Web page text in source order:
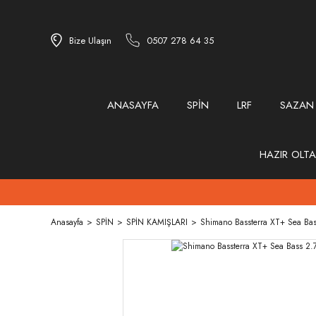
Bize Ulaşın 0507 278 64 35
ANASAYFA SPİN LRF SAZAN
HAZIR
Anasayfa SPİN SPİN KAMIŞLARI Shimano Bassterra XT+ Sea